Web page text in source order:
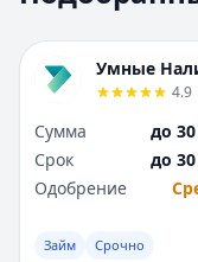
4.9
Сумма
до
Срок
до
Одобрение
Займ Срочно